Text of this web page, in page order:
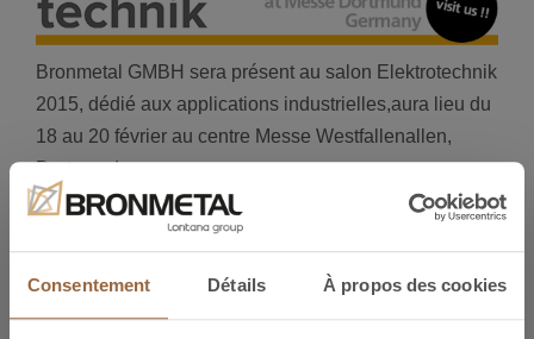
Consentement Détails À propos des cookies
Bronmetal GMBH sera présent au salon Elektrotechnik
2015, dédié aux applications industrielles,aura lieu du
18 au 20 février au centre Messe Westfallenallen,
Dortmund.
Nous vous invitons à nous visiter au
Hall 4, Stand
4B48.
Si besoin d’information Elektrotechnik 2015